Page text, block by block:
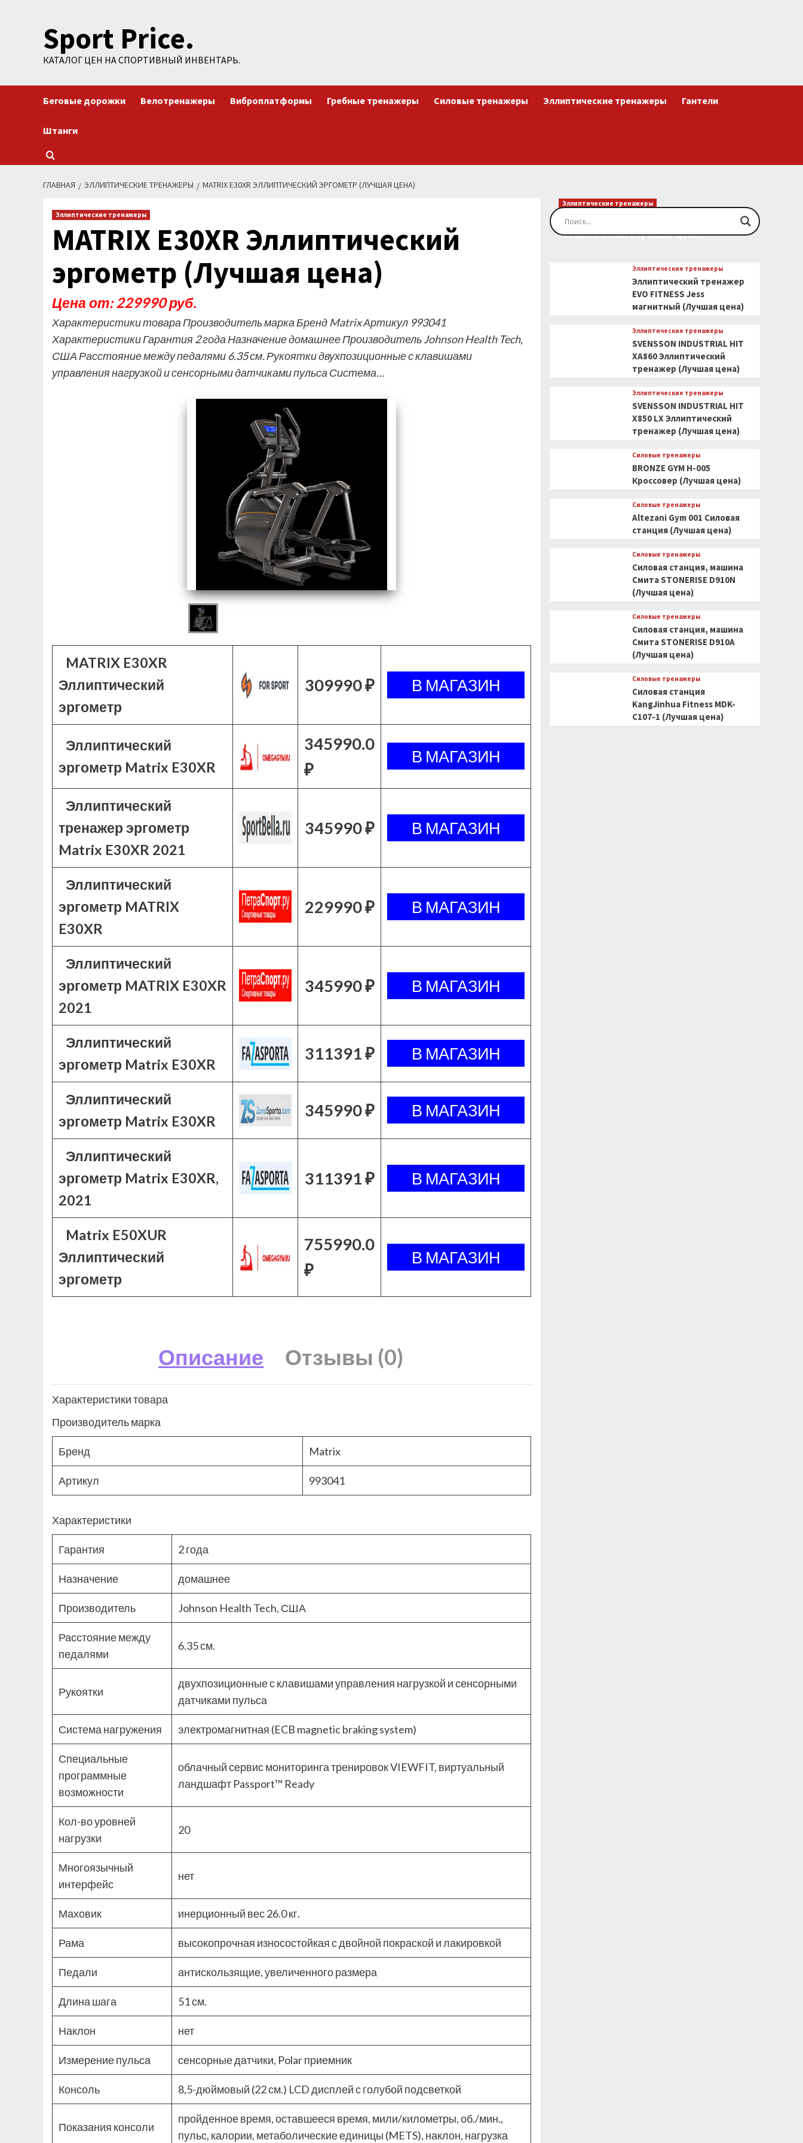
содержимомуSport Price.
КАТАЛОГ ЦЕН НА СПОРТИВНЫЙ ИНВЕНТАРЬ.
Беговые дорожки Велотренажеры Виброплатформы Гребные тренажеры Силовые тренажеры Эллиптические тренажеры Гантели
Штанги
ГЛАВНАЯ ЭЛЛИПТИЧЕСКИЕ ТРЕНАЖЕРЫ MATRIX E30XR ЭЛЛИПТИЧЕСКИЙ ЭРГОМЕТР (ЛУЧШАЯ ЦЕНА)
Эллиптические тренажеры
MATRIX E30XR Эллиптический
эргометр (Лучшая цена)
Цена от: 229990 руб.
Характеристики товара Производитель марка Бренд Matrix Артикул 993041
Характеристики Гарантия 2 года Назначение домашнее Производитель Johnson Health Tech,
США Расстояние между педалями 6.35 см. Рукоятки двухпозиционные с клавишами
управления нагрузкой и сенсорными датчиками пульса Система…
MATRIX E30XR
Эллиптический
эргометр
309990 ₽
Эллиптический
эргометр Matrix E30XR
345990.0
₽
Эллиптический
тренажер эргометр
Matrix E30XR 2021
345990 ₽
Эллиптический
эргометр MATRIX
E30XR
229990 ₽
Эллиптический
эргометр MATRIX E30XR
2021
345990 ₽
Эллиптический
эргометр Matrix E30XR
311391 ₽
Эллиптический
эргометр Matrix E30XR
345990 ₽
Эллиптический
эргометр Matrix E30XR,
2021
311391 ₽
Matrix E50XUR
Эллиптический
эргометр
755990.0
₽
Описание Отзывы (0)
Характеристики товара
Производитель марка
Бренд Matrix
Артикул 993041
Характеристики
Гарантия 2 года
Назначение домашнее
Производитель Johnson Health Tech, США
Расстояние между
педалями
6.35 см.
Рукоятки
двухпозиционные с клавишами управления нагрузкой и сенсорными
датчиками пульса
Система нагружения электромагнитная (ECB magnetic braking system)
Специальные
программные
возможности
облачный сервис мониторинга тренировок VIEWFIT, виртуальный
ландшафт Passport™ Ready
Кол-во уровней
нагрузки
20
Многоязычный
интерфейс
нет
Маховик инерционный вес 26.0 кг.
Рама высокопрочная износостойкая с двойной покраской и лакировкой
Педали антискользящие, увеличенного размера
Длина шага 51 см.
Наклон нет
Измерение пульса сенсорные датчики, Polar приемник
Консоль 8,5-дюймовый (22 см.) LCD дисплей с голубой подсветкой
Показания консоли
пройденное время, оставшееся время, мили/километры, об./мин.,
пульс, калории, метаболические единицы (METS), наклон, нагрузка
Эллиптические тренажеры
Эллиптический тренажер EVO
FITNESS Orion (Лучшая цена)
Эллиптические тренажеры
Эллиптический тренажер
EVO FITNESS Jess
магнитный (Лучшая цена)
Эллиптические тренажеры
SVENSSON INDUSTRIAL HIT
XA860 Эллиптический
тренажер (Лучшая цена)
Эллиптические тренажеры
SVENSSON INDUSTRIAL HIT
X850 LX Эллиптический
тренажер (Лучшая цена)
Силовые тренажеры
BRONZE GYM H-005
Кроссовер (Лучшая цена)
Силовые тренажеры
Altezani Gym 001 Силовая
станция (Лучшая цена)
Силовые тренажеры
Силовая станция, машина
Смита STONERISE D910N
(Лучшая цена)
Силовые тренажеры
Силовая станция, машина
Смита STONERISE D910A
(Лучшая цена)
Силовые тренажеры
Силовая станция
KangJinhua Fitness MDK-
C107-1 (Лучшая цена)